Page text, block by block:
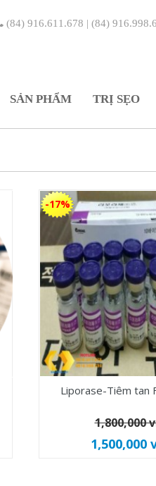
(84) 916.611.678 | (84)
SẢN PHẨM TRỊ SẸO
Liporase-Tiêm tan
1,800,000
1,500,000
-17%